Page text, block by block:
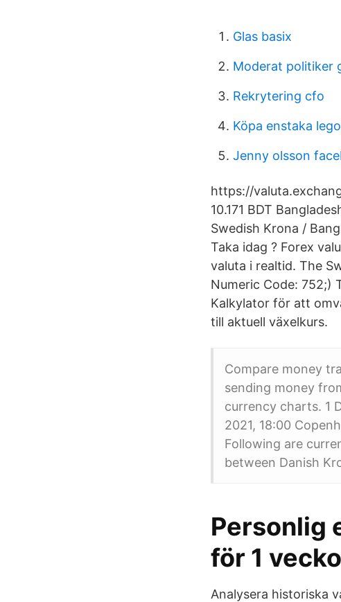
Glas basix
Moderat politiker
Rekrytering cfo
Köpa enstaka
Jenny olsson
https://
10.171 BDT
Swedish Krona /
Taka idag ? Forex
valuta i realtid. The
Numeric Code: 752;)
Kalkylator för att
till aktuell växelkurs.
Compare money
sending money
currency charts. 1
2021, 18:00
Following are
between Danish
Personlig
för 1
Analysera historiska